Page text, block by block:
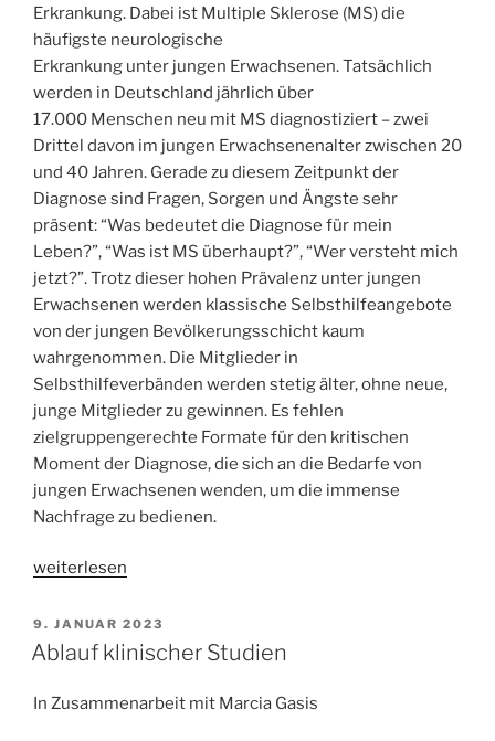
Erkrankung. Dabei ist Multiple Sklerose (MS) die
häufigste neurologische
Erkrankung unter jungen Erwachsenen. Tatsächlich
werden in Deutschland jährlich über
17.000 Menschen neu mit MS diagnostiziert – zwei
Drittel davon im jungen Erwachsenenalter zwischen 20
und 40 Jahren. Gerade zu diesem Zeitpunkt der
Diagnose sind Fragen, Sorgen und Ängste sehr
präsent: “Was bedeutet die Diagnose für mein
Leben?”, “Was ist MS überhaupt?”, “Wer versteht mich
jetzt?”. Trotz dieser hohen Prävalenz unter jungen
Erwachsenen werden klassische Selbsthilfeangebote
von der jungen Bevölkerungsschicht kaum
wahrgenommen. Die Mitglieder in
Selbsthilfeverbänden werden stetig älter, ohne neue,
junge Mitglieder zu gewinnen. Es fehlen
zielgruppengerechte Formate für den kritischen
Moment der Diagnose, die sich an die Bedarfe von
jungen Erwachsenen wenden, um die immense
Nachfrage zu bedienen.
„aMStart
Kostenlose,
unabhängige
digitale
weiterlesen
VERÖFFENTLICHT
AM
9. JANUAR 2023
Ablauf klinischer Studien
In Zusammenarbeit mit Marcia Gasis